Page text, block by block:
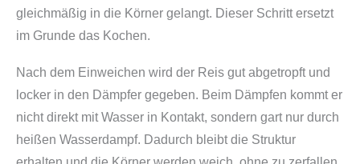
gleichmäßig in die Körner gelangt. Dieser Schritt ersetzt
im Grunde das Kochen.
Nach dem Einweichen wird der Reis gut abgetropft und
locker in den Dämpfer gegeben. Beim Dämpfen kommt er
nicht direkt mit Wasser in Kontakt, sondern gart nur durch
heißen Wasserdampf. Dadurch bleibt die Struktur